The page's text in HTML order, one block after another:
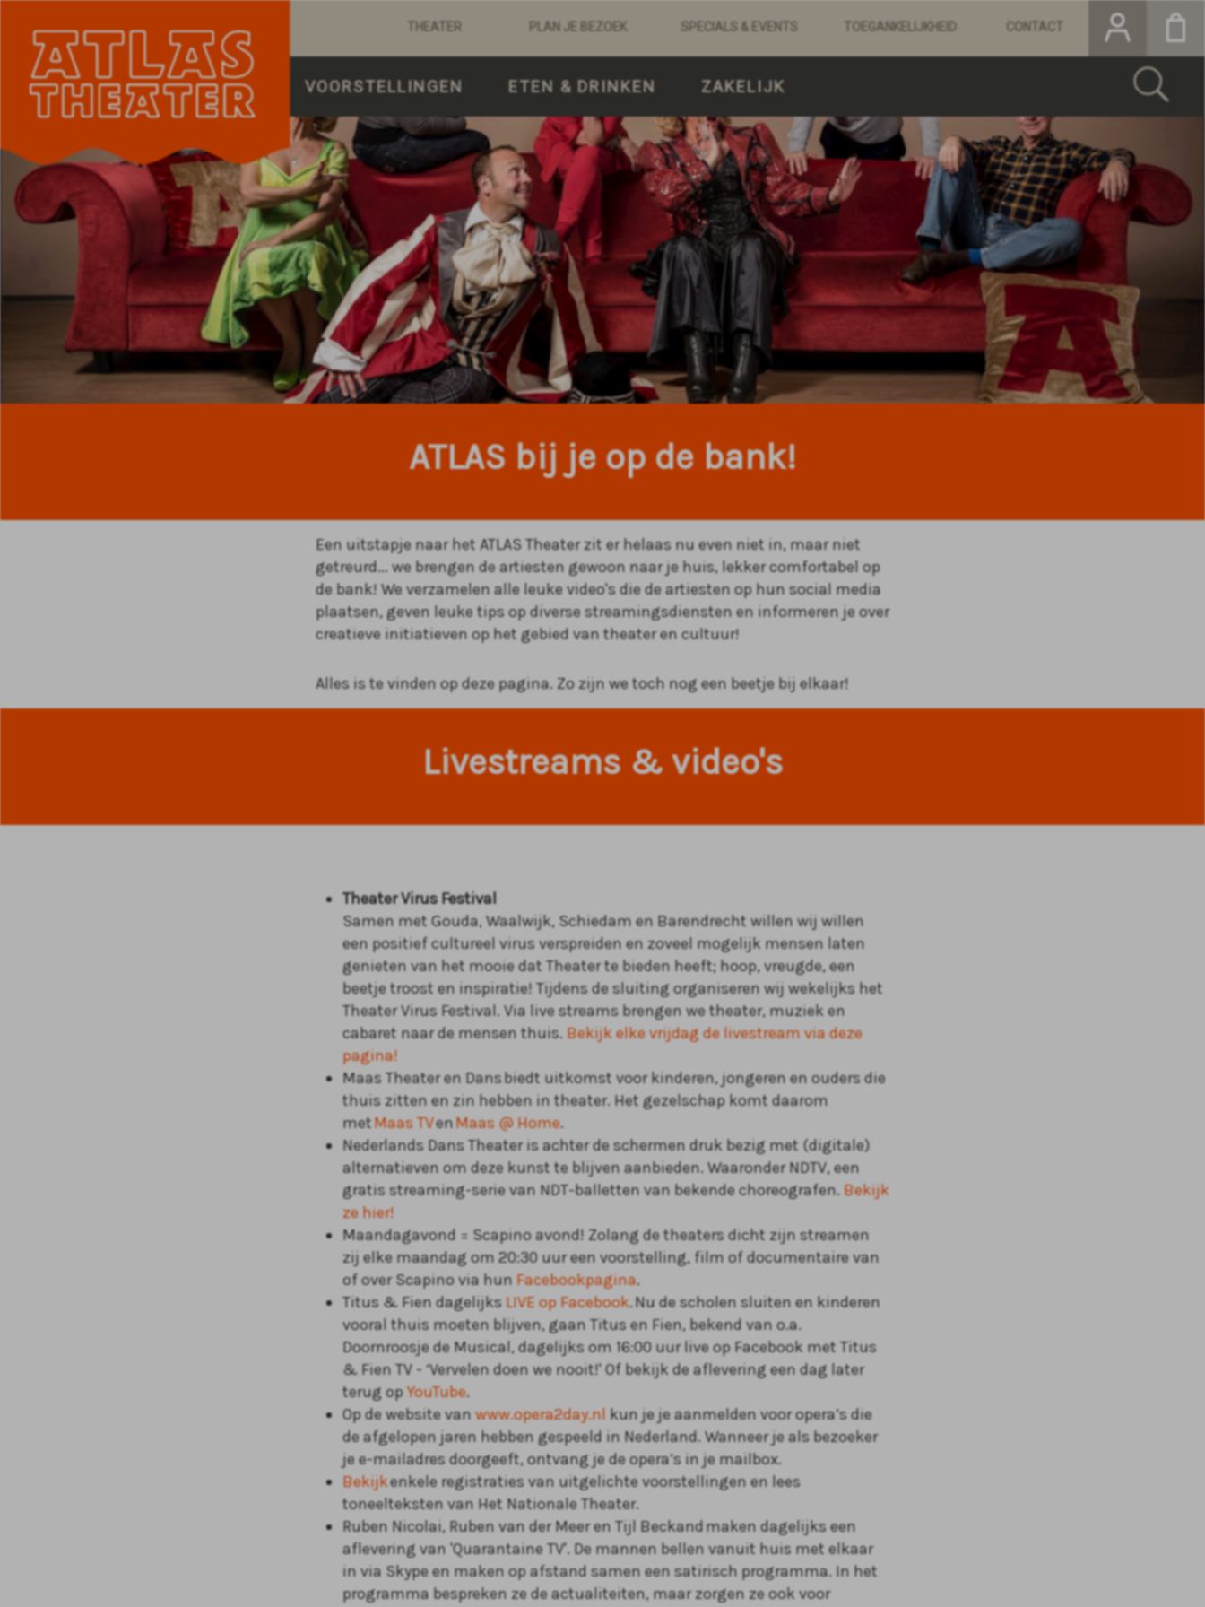
CONTACT
TOEGANKELIJKHEID
SPECIALS & EVENTS
PLAN JE BEZOEK
THEATER
VOORSTELLINGEN ETEN & DRINKEN ZAKELIJK
ATLAS bij je op de bank!
Een uitstapje naar het ATLAS Theater zit er helaas nu even niet in, maar niet
getreurd... we brengen de artiesten gewoon naar je huis, lekker comfortabel op
de bank! We verzamelen alle leuke video's die de artiesten op hun social media
plaatsen, geven leuke tips op diverse streamingsdiensten en informeren je over
creatieve initiatieven op het gebied van theater en cultuur!
Alles is te vinden op deze pagina. Zo zijn we toch nog een beetje bij elkaar!
Livestreams & video's
Theater Virus Festival
Samen met Gouda, Waalwijk, Schiedam en Barendrecht willen wij willen
een positief cultureel virus verspreiden en zoveel mogelijk mensen laten
genieten van het mooie dat Theater te bieden heeft; hoop, vreugde, een
beetje troost en inspiratie! Tijdens de sluiting organiseren wij wekelijks het
Theater Virus Festival. Via live streams brengen we theater, muziek en
cabaret naar de mensen thuis.Bekijk elke vrijdag de livestream via deze
pagina!
Maas Theater en Dans biedt uitkomst voor kinderen, jongeren en ouders die
thuis zitten en zin hebben in theater. Het gezelschap komt daarom
metMaas TVenMaas @ Home.
Nederlands Dans Theater is achter de schermen druk bezig met (digitale)
alternatieven om deze kunst te blijven aanbieden. Waaronder NDTV, een
gratis streaming-serie van NDT-balletten van bekende choreografen.Bekijk
ze hier!
Maandagavond = Scapino avond! Zolang de theaters dicht zijn streamen
zij elke maandag om 20:30 uur een voorstelling, film of documentaire van
of over Scapino via hun Facebookpagina.
Titus & Fien dagelijksLIVE op Facebook. Nu de scholen sluiten en kinderen
vooral thuis moeten blijven, gaan Titus en Fien, bekend van o.a.
Doornroosje de Musical, dagelijks om 16:00 uur live op Facebook met Titus
& Fien TV - ‘Vervelen doen we nooit!' Of bekijk de aflevering een dag later
terug opYouTube.
Op de website van www.opera2day.nl kun je je aanmelden voor opera’s die
de afgelopen jaren hebben gespeeld in Nederland. Wanneer je als bezoeker
je e-mailadres doorgeeft, ontvang je de opera’s in je mailbox.
Bekijkenkele registraties van uitgelichte voorstellingen en lees
toneelteksten van Het Nationale Theater.
Ruben Nicolai, Ruben van der Meer en Tijl Beckandmaken dagelijks een
aflevering van 'Quarantaine TV'. De mannen bellen vanuit huis met elkaar
in via Skype en maken op afstand samen een satirisch programma. In het
programma bespreken ze de actualiteiten, maar zorgen ze ook voor